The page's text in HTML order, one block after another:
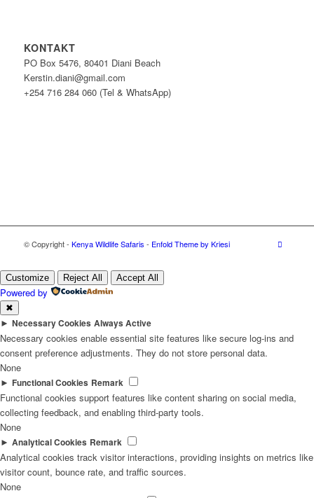
KONTAKT
PO Box 5476, 80401 Diani Beach
Kerstin.diani@gmail.com
+254 716 284 060 (Tel & WhatsApp)
© Copyright - Kenya Wildlife Safaris - Enfold Theme by Kriesi
Customize Reject All Accept All
Powered by
✖
► Necessary Cookies Always Active
Necessary cookies enable essential site features like secure log-ins and
consent preference adjustments. They do not store personal data.
None
► Functional Cookies Remark
Functional cookies support features like content sharing on social media,
collecting feedback, and enabling third-party tools.
None
► Analytical Cookies Remark
Analytical cookies track visitor interactions, providing insights on metrics like
visitor count, bounce rate, and traffic sources.
None